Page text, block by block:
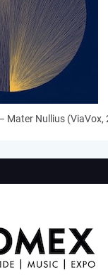
Mater Nullius (ViaVox,